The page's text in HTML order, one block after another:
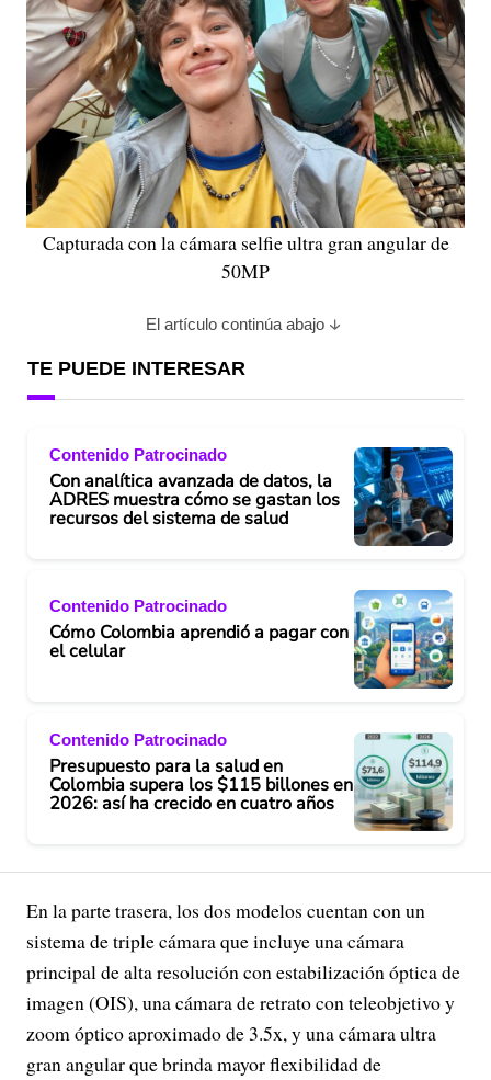
Capturada con la cámara selfie ultra gran angular de
50MP
El artículo continúa abajo
TE PUEDE INTERESAR
Contenido Patrocinado
Con analítica avanzada de datos, la
ADRES muestra cómo se gastan los
recursos del sistema de salud
Contenido Patrocinado
Cómo Colombia aprendió a pagar con
el celular
Contenido Patrocinado
Presupuesto para la salud en
Colombia supera los $115 billones en
2026: así ha crecido en cuatro años
En la parte trasera, los dos modelos cuentan con un
sistema de triple cámara que incluye una cámara
principal de alta resolución con estabilización óptica de
imagen (OIS), una cámara de retrato con teleobjetivo y
zoom óptico aproximado de 3.5x, y una cámara ultra
gran angular que brinda mayor flexibilidad de